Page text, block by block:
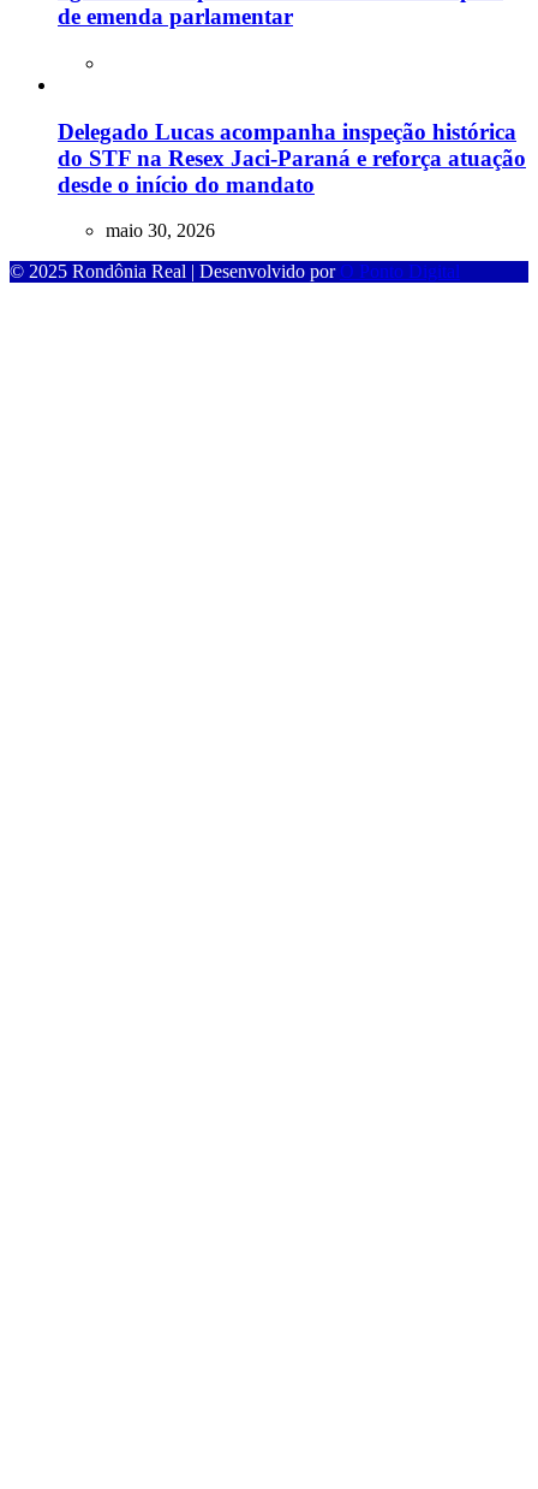
de emenda parlamentar
Delegado Lucas acompanha inspeção histórica
do STF na Resex Jaci-Paraná e reforça atuação
desde o início do mandato
maio 30, 2026
© 2025 Rondônia Real | Desenvolvido por O Ponto Digital